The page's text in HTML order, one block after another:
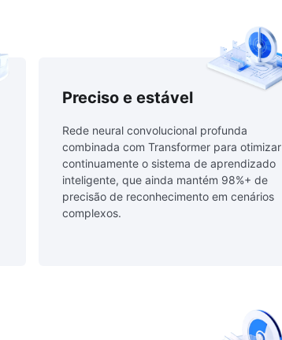
Preciso e estável
Rede neural convolucional profunda
combinada com Transformer para otimizar
continuamente o sistema de aprendizado
inteligente, que ainda mantém 98%+ de
precisão de reconhecimento em cenários
complexos.